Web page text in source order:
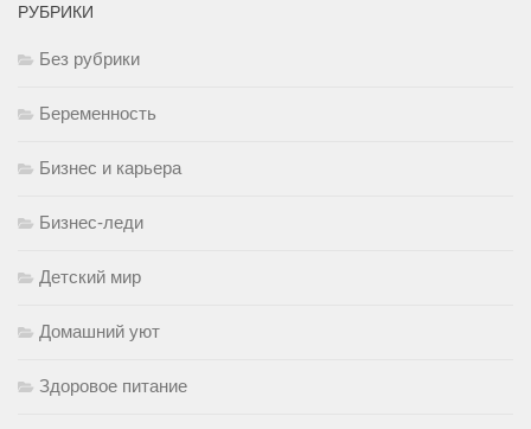
РУБРИКИ
Без рубрики
Беременность
Бизнес и карьера
Бизнес-леди
Детский мир
Домашний уют
Здоровое питание